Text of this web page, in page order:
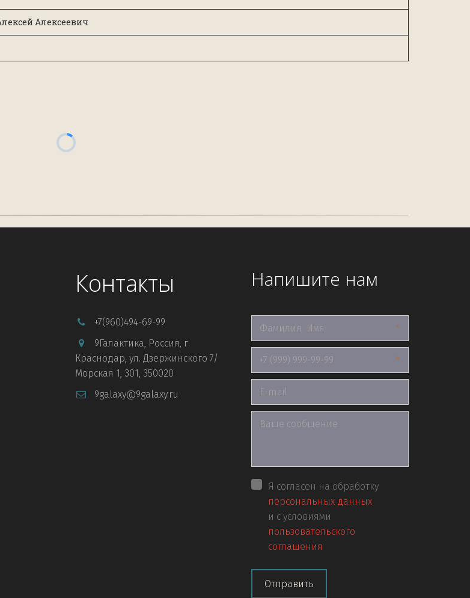
Алексеевич
Контакты
+7(960)494-69-99
9Галактика, Россия, г.
Краснодар, ул. Дзержинского 7/
Морская 1, 301, 350020
9galaxy@9galaxy.ru
Напишите нам
*
*
Я согласен на обработку
персональных данных
и с условиями
пользовательского
соглашения
Отправить